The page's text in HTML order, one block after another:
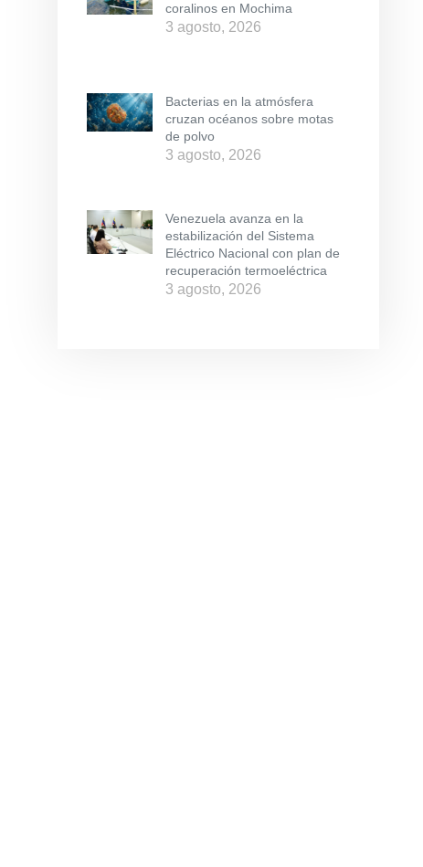
coralinos en Mochima
3 agosto, 2026
Bacterias en la atmósfera
cruzan océanos sobre motas
de polvo
3 agosto, 2026
Venezuela avanza en la
estabilización del Sistema
Eléctrico Nacional con plan de
recuperación termoeléctrica
3 agosto, 2026